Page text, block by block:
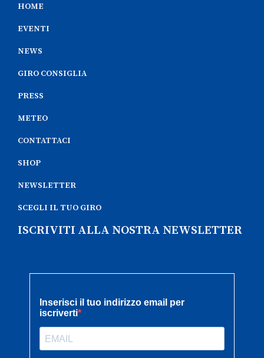
HOME
EVENTI
NEWS
GIRO CONSIGLIA
PRESS
METEO
CONTATTACI
SHOP
NEWSLETTER
SCEGLI IL TUO GIRO
ISCRIVITI ALLA NOSTRA NEWSLETTER